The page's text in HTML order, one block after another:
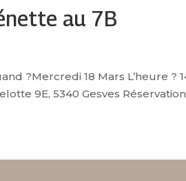
au 7B
?Mercredi 18 Mars L’heure ?
9E, 5340 Gesves